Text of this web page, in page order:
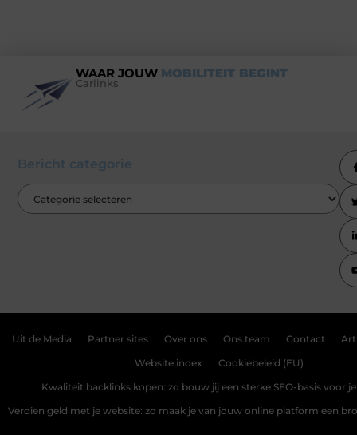
WAAR JOUW MOBILITEIT BEGINT
Carlinks
Bericht categorie
Uit de Media Partner sites Over ons Ons team Contact
Website index Cookiebeleid (EU)
Kwaliteit backlinks kopen: zo bouw jij een sterke SEO-basis voor
Verdien geld met je website: zo maak je van jouw online platform een